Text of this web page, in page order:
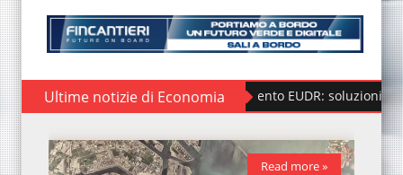
Ultime notizie di Economia
Regolamento EUDR: soluzioni per la nuova
D.B. Group chiude il 2025 con 370 milioni di
Read more »